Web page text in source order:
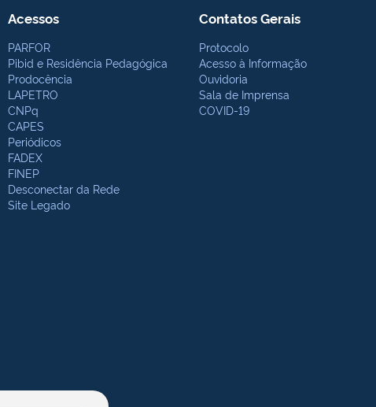
Acessos
PARFOR
Pibid e Residência Pedagógica
Prodocência
LAPETRO
CNPq
CAPES
Periódicos
FADEX
FINEP
Desconectar da Rede
Site Legado
Contatos Gerais
Protocolo
Acesso à Informação
Ouvidoria
Sala de Imprensa
COVID-19